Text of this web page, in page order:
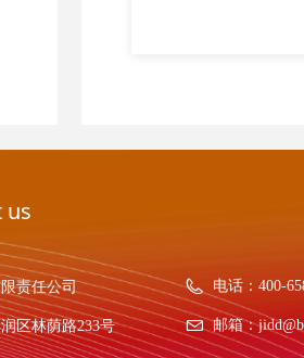
us
责任公司
区林荫路233号
电话： 400-
邮箱：